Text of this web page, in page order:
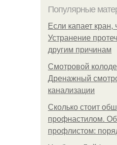
Популярные
Если капает кран,
Устранение
другим причинам
Смотровой
Дренажный
канализации
Сколько стоит
профнастилом.
профлистом: